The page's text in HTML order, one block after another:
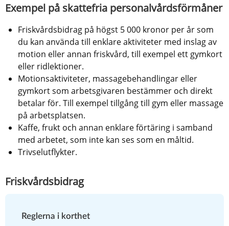
Exempel på skattefria personalvårdsförmåner
Friskvårdsbidrag på högst 5 000 kronor per år som
du kan använda till enklare aktiviteter med inslag av
motion eller annan friskvård, till exempel ett gymkort
eller ridlektioner.
Motionsaktiviteter, massagebehandlingar eller
gymkort som arbetsgivaren bestämmer och direkt
betalar för. Till exempel tillgång till gym eller massage
på arbetsplatsen.
Kaffe, frukt och annan enklare förtäring i samband
med arbetet, som inte kan ses som en måltid.
Trivselutflykter.
Friskvårdsbidrag
Reglerna i korthet